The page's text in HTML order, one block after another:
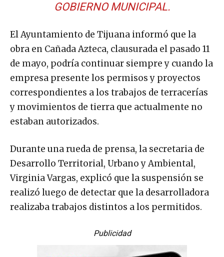
GOBIERNO MUNICIPAL.
El Ayuntamiento de Tijuana informó que la
obra en Cañada Azteca, clausurada el pasado 11
de mayo, podría continuar siempre y cuando la
empresa presente los permisos y proyectos
correspondientes a los trabajos de terracerías
y movimientos de tierra que actualmente no
estaban autorizados.
Durante una rueda de prensa, la secretaria de
Desarrollo Territorial, Urbano y Ambiental,
Virginia Vargas, explicó que la suspensión se
realizó luego de detectar que la desarrolladora
realizaba trabajos distintos a los permitidos.
Publicidad